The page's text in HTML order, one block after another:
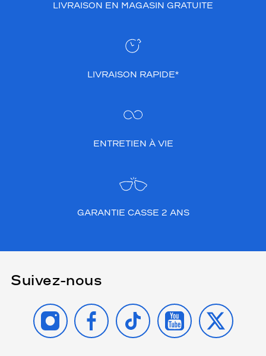
LIVRAISON EN MAGASIN GRATUITE
LIVRAISON RAPIDE*
ENTRETIEN À VIE
GARANTIE CASSE 2 ANS
Suivez-nous
INSTAGRAMFACEBOOK
TIKTOK YOUTUBE
X